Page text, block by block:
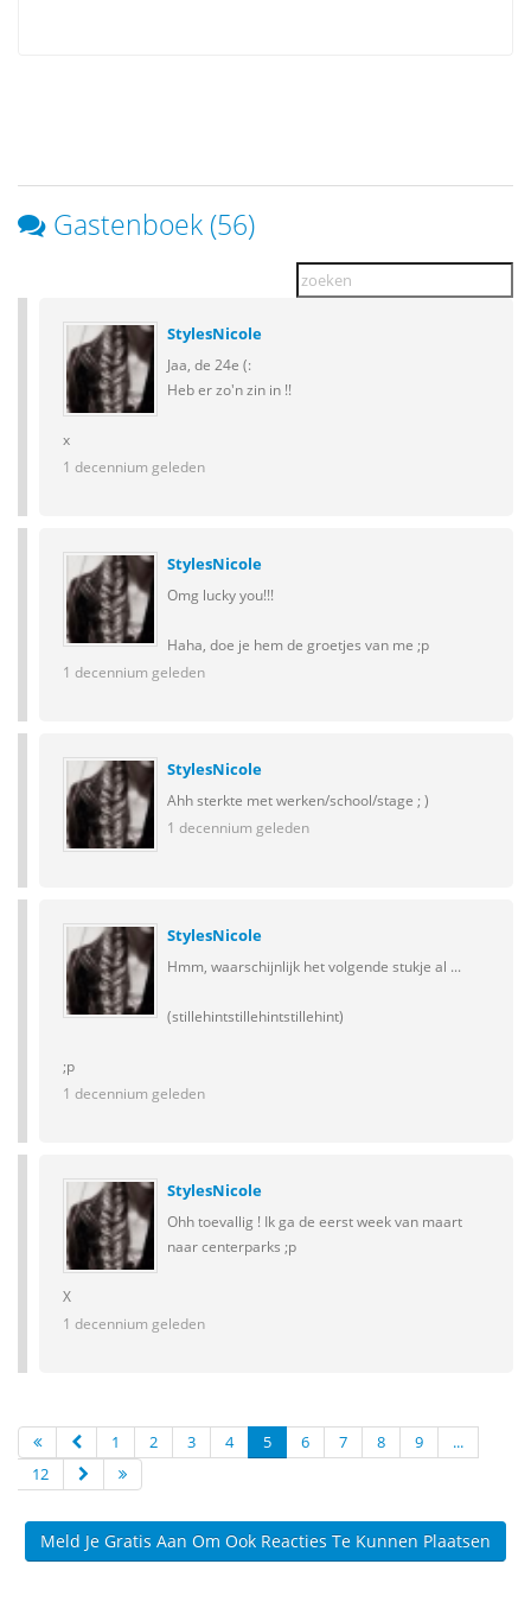
Gastenboek (56)
StylesNicole
Jaa, de 24e (:
Heb er zo'n zin in !!
x
1 decennium geleden
StylesNicole
Omg lucky you!!!
Haha, doe je hem de groetjes van me ;p
1 decennium geleden
StylesNicole
Ahh sterkte met werken/school/stage ; )
1 decennium geleden
StylesNicole
Hmm, waarschijnlijk het volgende stukje al ...
(stillehintstillehintstillehint)
;p
1 decennium geleden
StylesNicole
Ohh toevallig ! Ik ga de eerst week van maart
naar centerparks ;p
X
1 decennium geleden
1 2 3 4 5 6 7 8 9
...
12
Meld Je Gratis Aan Om Ook Reacties Te Kunnen Plaatsen